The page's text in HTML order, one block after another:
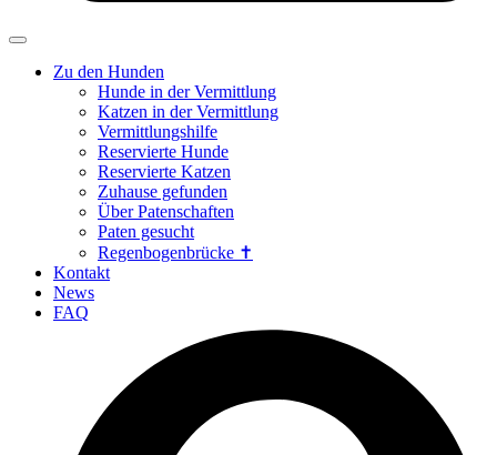
Zu den Hunden
Hunde in der Vermittlung
Katzen in der Vermittlung
Vermittlungshilfe
Reservierte Hunde
Reservierte Katzen
Zuhause gefunden
Über Patenschaften
Paten gesucht
Regenbogenbrücke ✝
Kontakt
News
FAQ